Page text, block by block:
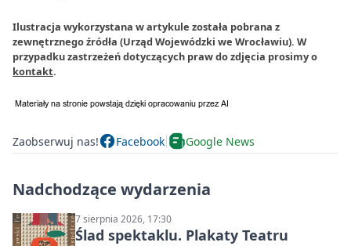
Ilustracja wykorzystana w artykule została pobrana z
zewnętrznego źródła (Urząd Wojewódzki we Wrocławiu). W
przypadku zastrzeżeń dotyczących praw do zdjęcia prosimy o
kontakt.
Zaobserwuj nas! Facebook Google News
Nadchodzące wydarzenia
7 sierpnia 2026, 17:30
Ślad spektaklu. Plakaty Teatru